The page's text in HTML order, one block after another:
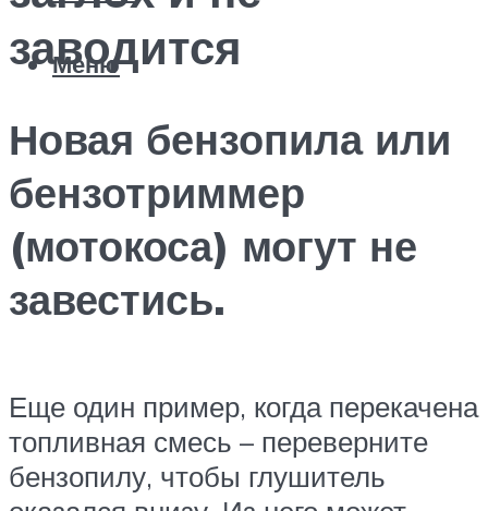
Меню
заводится
Новая бензопила или
бензотриммер
(мотокоса) могут не
завестись.
Еще один пример, когда перекачена
топливная смесь – переверните
бензопилу, чтобы глушитель